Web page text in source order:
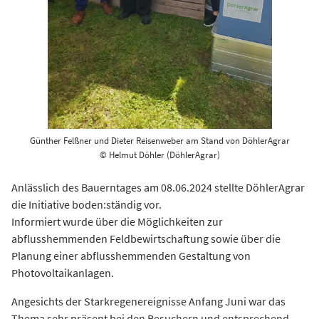
Günther Felßner und Dieter Reisenweber am Stand von DöhlerAgrar
© Helmut Döhler (DöhlerAgrar)
Anlässlich des Bauerntages am 08.06.2024 stellte DöhlerAgrar
die Initiative boden:ständig vor.
Informiert wurde über die Möglichkeiten zur
abflusshemmenden Feldbewirtschaftung sowie über die
Planung einer abflusshemmenden Gestaltung von
Photovoltaikanlagen.
Angesichts der Starkregenereignisse Anfang Juni war das